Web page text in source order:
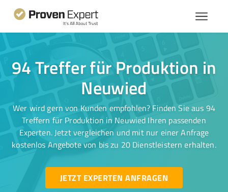
94 Treffer für Produktion in
Neuwied
Wer wird gern von Kunden empfohlen? Finden Sie aus 94
Treffern für Produktion in Neuwied Ihren passenden
Experten. Jetzt vergleichen und mit nur einer Anfrage
kostenlos Angebote von bis zu 20 Dienstleistern erhalten.
JETZT EXPERTEN ANFRAGEN